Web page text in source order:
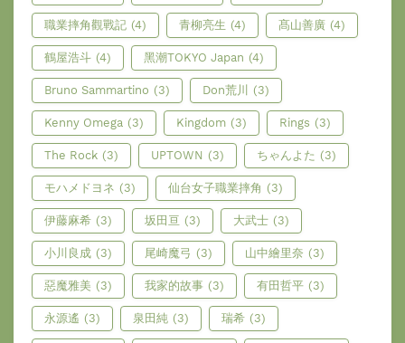
職業摔角觀戰記 (4) 青柳亮生 (4) 髙山善廣 (4)
鶴屋浩斗 (4) 黑潮TOKYO Japan (4)
Bruno Sammartino (3) Don荒川 (3)
Kenny Omega (3) Kingdom (3) Rings (3)
The Rock (3) UPTOWN (3) ちゃんよた (3)
モハメドヨネ (3) 仙台女子職業摔角 (3)
伊藤麻希 (3) 坂田亘 (3) 大武士 (3)
小川良成 (3) 尾崎魔弓 (3) 山中繪里奈 (3)
惡魔雅美 (3) 我家的故事 (3) 有田哲平 (3)
永源遙 (3) 泉田純 (3) 瑞希 (3)